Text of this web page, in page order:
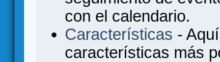
con el calendario.
Características -
características más